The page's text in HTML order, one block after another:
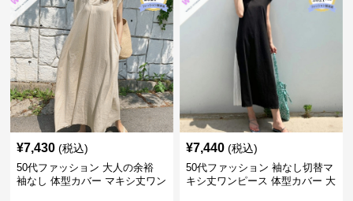
¥7,430 (税込)
50代ファッション 大人の余裕
袖なし 体型カバー マキシ丈ワン
¥7,440 (税込)
50代ファッション 袖なし切替マ
キシ丈ワンピース 体型カバー 大